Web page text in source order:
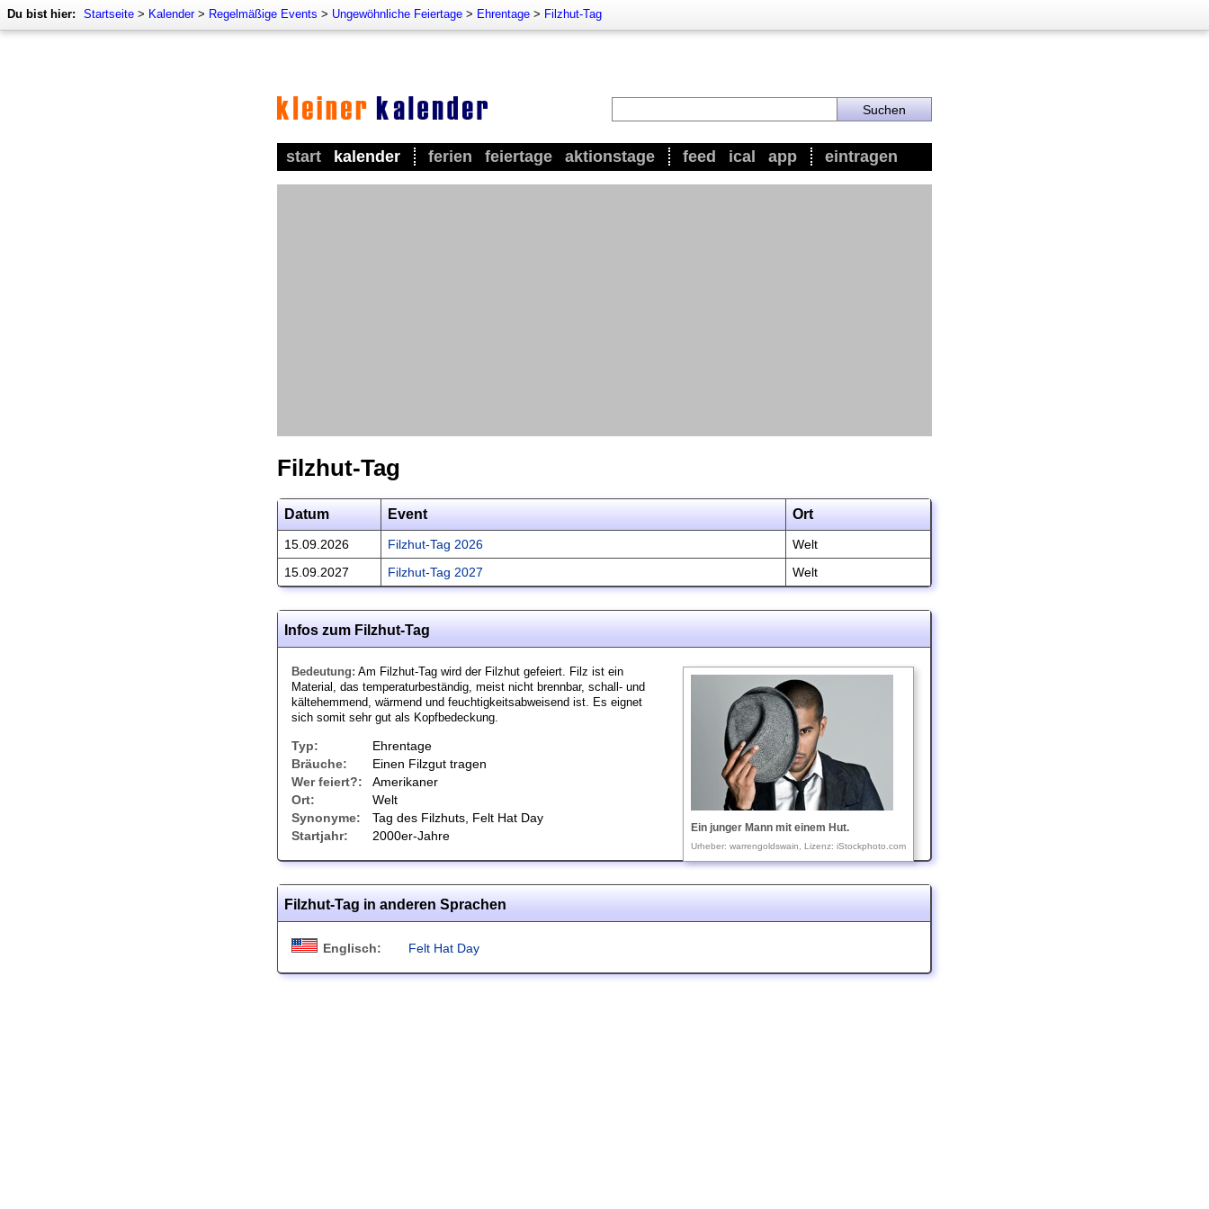
Du bist hier: Startseite > Kalender> Regelmäßige Events > Ungewöhnliche Feiertage > Ehrentage > Filzhut-Tag
start kalender ferien feiertage aktionstage feed ical app eintragen
Filzhut-Tag
Datum Event Ort
15.09.2026 Filzhut-Tag 2026
Welt
15.09.2027
Filzhut-Tag 2027 Welt
Infos zum Filzhut-Tag
Ein junger Mann mit einem Hut.
Urheber: warrengoldswain, Lizenz: iStockphoto.com
Bedeutung: Am Filzhut-Tag wird der Filzhut gefeiert. Filz ist ein
Material, das temperaturbeständig, meist nicht brennbar, schall- und
kältehemmend, wärmend und feuchtigkeitsabweisend ist. Es eignet
sich somit sehr gut als Kopfbedeckung.
Typ:
Ehrentage
Bräuche:
Einen Filzgut tragen
Wer feiert?:
Amerikaner
Ort:
Welt
Synonyme:
Tag des Filzhuts, Felt Hat Day
Startjahr:
2000er-Jahre
Filzhut-Tag in anderen Sprachen
Englisch: Felt Hat Day